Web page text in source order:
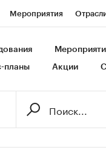
Мероприятия
Франшизы Газета
планы Акции